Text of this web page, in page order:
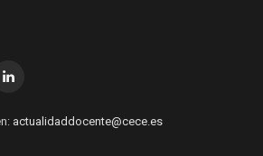
Linkedin
actualidaddocente@cece.es